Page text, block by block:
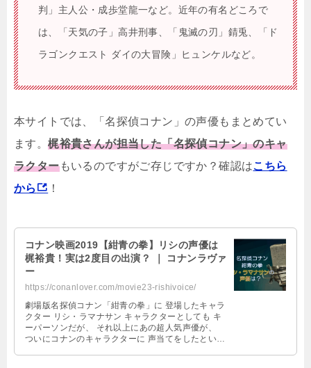
判」主人公・成歩堂龍一など。近年の有名どころで
は、「天気の子」高井刑事、「鬼滅の刃」錆兎、「ド
ラゴンクエスト ダイの大冒険」ヒュンケルなど。
本サイトでは、「名探偵コナン」の声優もまとめてい
ます。梶裕貴さんが担当した「名探偵コナン」のキャ
ラクターもいるのですがご存じですか？確認はこちら
から
！
コナン映画2019【紺青の拳】リシの声優は
梶裕貴！実は2度目の出演？ ｜ コナンラヴァ
ー
https://conanlover.com/movie23-rishivoice/
劇場版名探偵コナン「紺青の拳」に 登場したキャラ
クター リシ・ラマナサン キャラクターとしても キ
ーパーソンだが、 それ以上にあの超人気声優が、
ついにコナンのキャラクターに 声当てをしたという